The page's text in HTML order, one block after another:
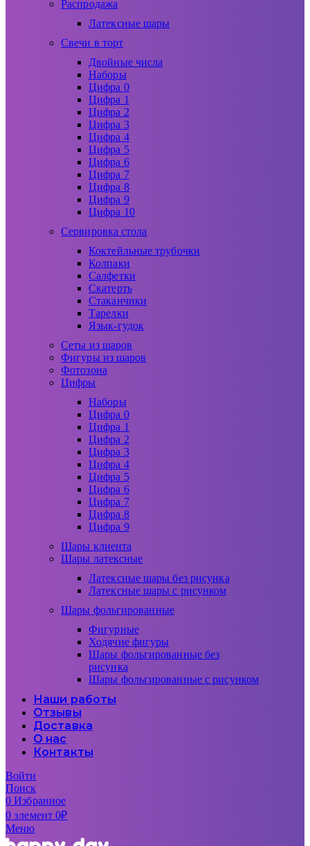
Распродажа
Латексные шары
Свечи в торт
Двойные числа
Наборы
Цифра 0
Цифра 1
Цифра 2
Цифра 3
Цифра 4
Цифра 5
Цифра 6
Цифра 7
Цифра 8
Цифра 9
Цифра 10
Сервировка стола
Коктейльные трубочки
Колпаки
Салфетки
Скатерть
Стаканчики
Тарелки
Язык-гудок
Сеты из шаров
Фигуры из шаров
Фотозона
Цифры
Наборы
Цифра 0
Цифра 1
Цифра 2
Цифра 3
Цифра 4
Цифра 5
Цифра 6
Цифра 7
Цифра 8
Цифра 9
Шары клиента
Шары латексные
Латексные шары без рисунка
Латексные шары с рисунком
Шары фольгированные
Фигурные
Ходячие фигуры
Шары фольгированные без
рисунка
Шары фольгированные с рисунком
Наши работы
Отзывы
Доставка
О нас
Контакты
Войти
Поиск
0Избранное
0элемент 0₽
Меню